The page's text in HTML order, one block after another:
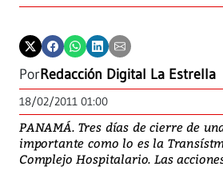
PorRedacción Digital La Estrella
18/02/2011 01:00
PANAMÁ. Tres días de cierre de
importante como lo es la
Complejo Hospitalario. Las